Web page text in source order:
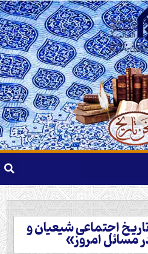
اجتماعی شیعیان و
مسائل امروز»